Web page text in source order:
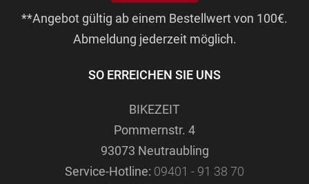
**Angebot gültig ab einem Bestellwert von 100€.
Abmeldung jederzeit möglich.
SO ERREICHEN SIE UNS
BIKEZEIT
Pommernstr. 4
93073 Neutraubling
Service-Hotline: 09401 - 91 38 70